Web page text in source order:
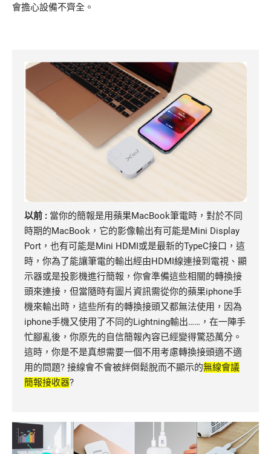
會擔心設備不齊全。
以前 : 當你的簡報是用蘋果MacBook筆電時，對於不同
時期的MacBook，它的影像輸出有可能是Mini Display
Port，也有可能是Mini HDMI或是最新的TypeC接口，這
時，你為了能讓筆電的輸出經由HDMI線連接到電視、顯
示器或是投影機進行簡報，你會準備這些相關的轉換接
頭來連接，但當隨時有圖片資訊需從你的蘋果iphone手
機來輸出時，這些所有的轉換接頭又都無法使用，因為
iphone手機又使用了不同的Lightning輸出……，在一陣手
忙腳亂後，你原先的自信簡報內容已經變得驚恐萬分。
這時，你是不是真想需要一個不用考慮轉換接頭適不適
用的問題? 接線會不會被絆倒鬆脫而不顯示的無線會議
簡報接收器?
影像記錄器應用
支援服務
加入大通
English